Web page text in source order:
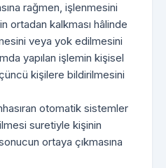
rağmen, işlenmesini
ortadan kalkması hâlinde
veya yok edilmesini
yapılan işlemin kişisel
kişilere bildirilmesini
otomatik sistemler
suretiyle kişinin
ortaya çıkmasına